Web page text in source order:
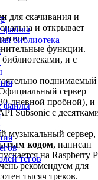
файлы
библиотека
файлы
тегов
для скачивания и
и открывает
функции.
и с
поднимаемый
сервер
дневной пробной), и
Subsonic с
музыкальный сервер,
кодом, написан
на Raspberry
рекомендуем для
тысяч треков.